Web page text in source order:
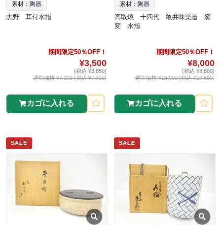
素材：陶器
志野 耳付水指
期間限定50％OFF！
¥3,500
(税込 ¥3,850)
通常価格 ¥7,000 (税込 ¥7,700)
カゴに入れる
素材：陶器
高取焼 十四代 亀井味楽造 窯
変 水指
期間限定50％OFF！
¥8,000
(税込 ¥8,800)
通常価格 ¥16,000 (税込 ¥17,600)
カゴに入れる
SALE SALE